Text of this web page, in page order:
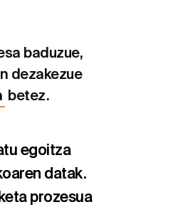
baduzue,
dezakezue
betez.
egoitza
datak.
prozesua